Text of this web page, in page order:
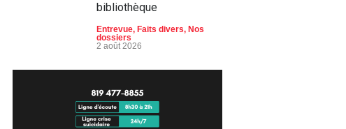
bibliothèque
Entrevue, Faits divers, Nos
dossiers
2 août 2026